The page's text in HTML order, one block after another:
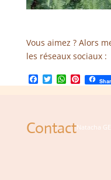
Vous aimez ? Alors
les réseaux sociaux :
Facebook
TwitterWhatsApp
ContactNatacha